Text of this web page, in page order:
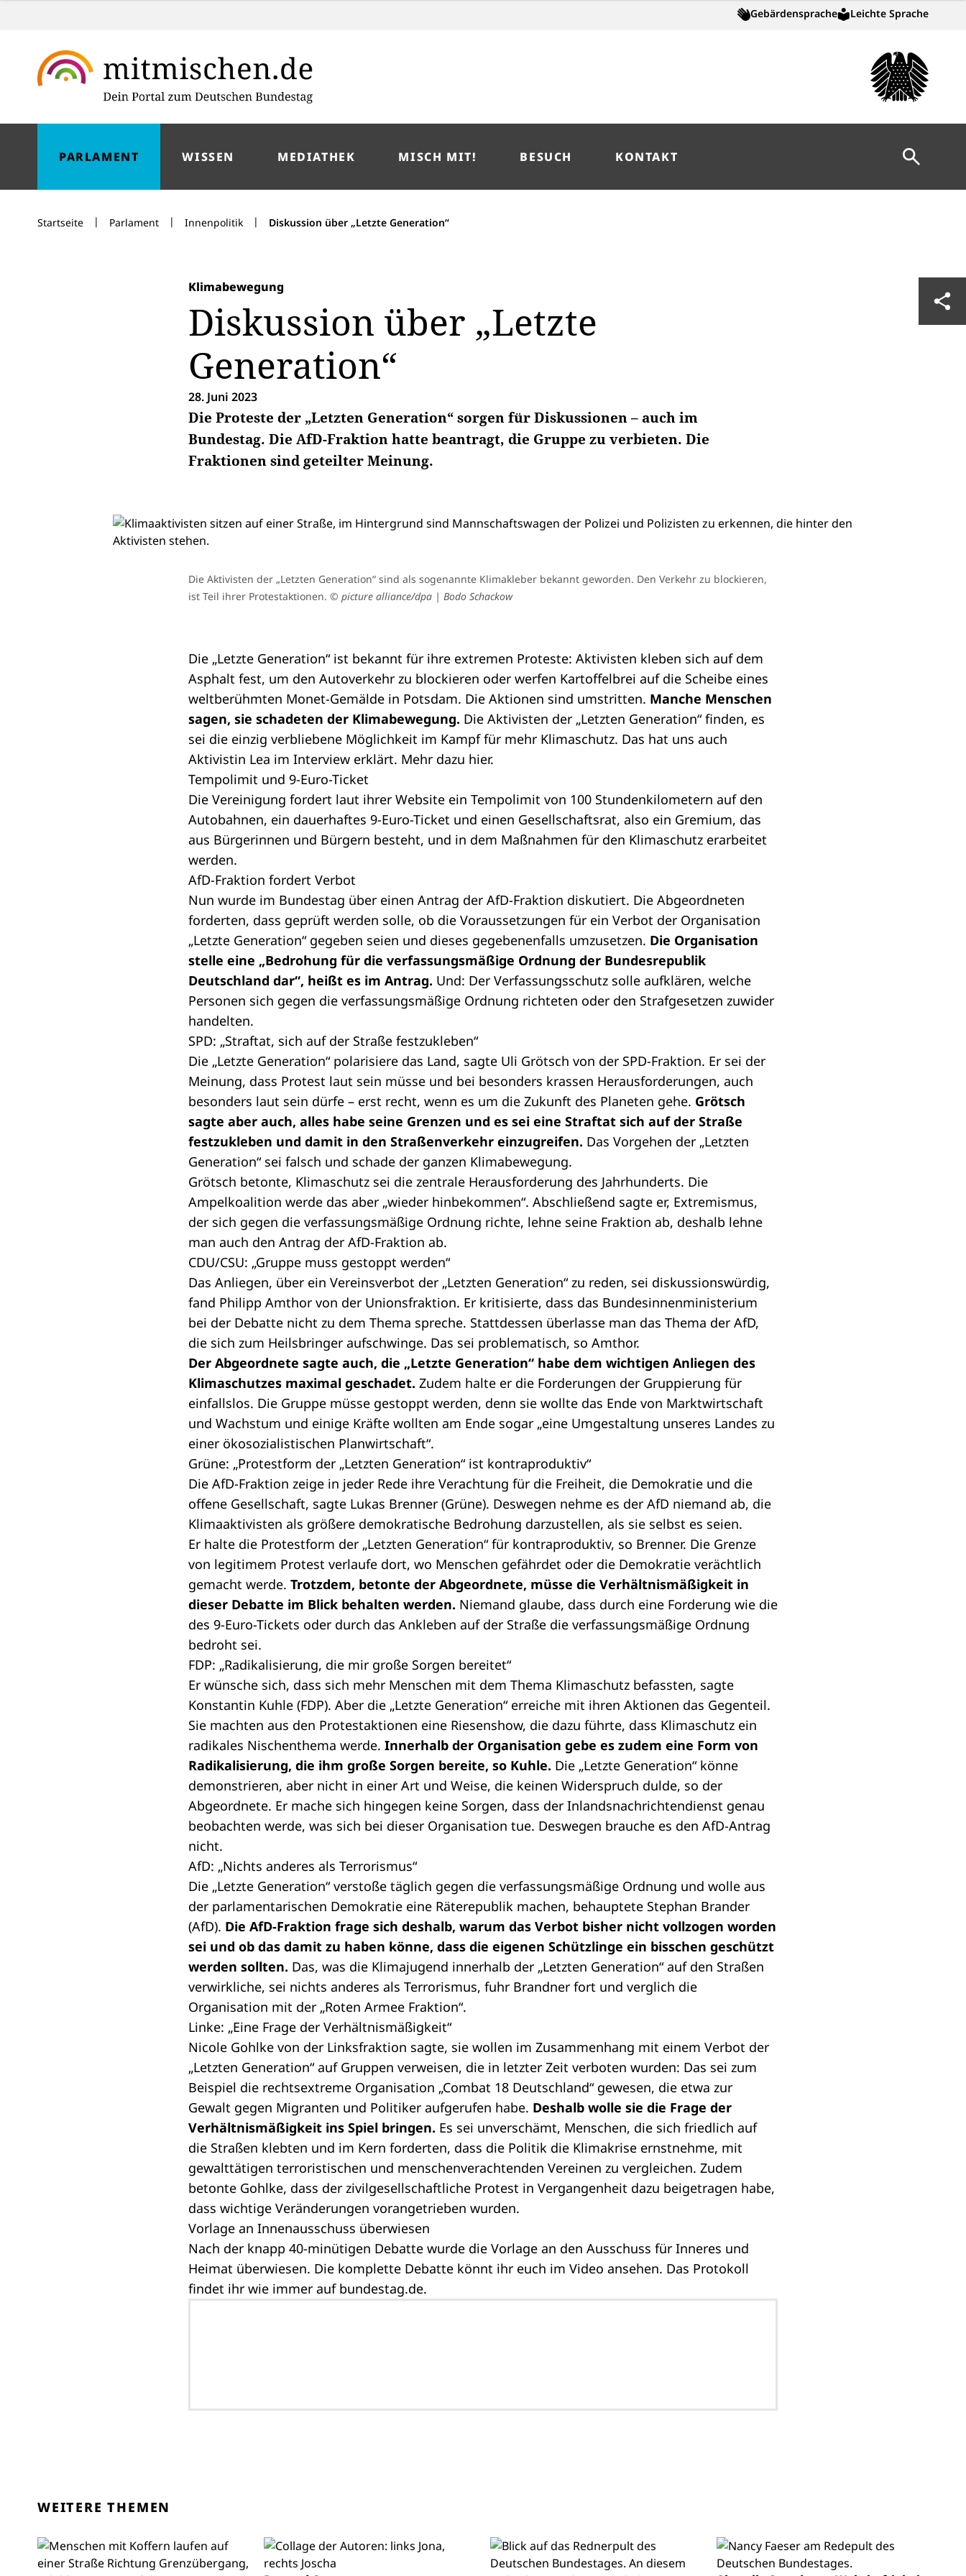
Gebärdensprache Leichte Sprache
PARLAMENT WISSEN MEDIATHEK MISCH MIT! BESUCH KONTAKT Suche
Startseite | Parlament | Innenpolitik | Diskussion über „Letzte Generation“
Klimabewegung
Diskussion über „Letzte
Generation“
28. Juni 2023
Die Proteste der „Letzten Generation“ sorgen für Diskussionen – auch im
Bundestag. Die AfD-Fraktion hatte beantragt, die Gruppe zu verbieten. Die
Fraktionen sind geteilter Meinung.
Die Aktivisten der „Letzten Generation“ sind als sogenannte Klimakleber bekannt geworden. Den Verkehr zu blockieren,
ist Teil ihrer Protestaktionen. © picture alliance/dpa | Bodo Schackow
Die „Letzte Generation“ ist bekannt für ihre extremen Proteste: Aktivisten kleben sich auf dem
Asphalt fest, um den Autoverkehr zu blockieren oder werfen Kartoffelbrei auf die Scheibe eines
weltberühmten Monet-Gemälde in Potsdam. Die Aktionen sind umstritten. Manche Menschen
sagen, sie schadeten der Klimabewegung. Die Aktivisten der „Letzten Generation“ finden, es
sei die einzig verbliebene Möglichkeit im Kampf für mehr Klimaschutz. Das hat uns auch
Aktivistin Lea im Interview erklärt. Mehr dazu hier.
Tempolimit und 9-Euro-Ticket
Die Vereinigung fordert laut ihrer Website ein Tempolimit von 100 Stundenkilometern auf den
Autobahnen, ein dauerhaftes 9-Euro-Ticket und einen Gesellschaftsrat, also ein Gremium, das
aus Bürgerinnen und Bürgern besteht, und in dem Maßnahmen für den Klimaschutz erarbeitet
werden.
AfD-Fraktion fordert Verbot
Nun wurde im Bundestag über einen Antrag der AfD-Fraktion diskutiert. Die Abgeordneten
forderten, dass geprüft werden solle, ob die Voraussetzungen für ein Verbot der Organisation
„Letzte Generation“ gegeben seien und dieses gegebenenfalls umzusetzen. Die Organisation
stelle eine „Bedrohung für die verfassungsmäßige Ordnung der Bundesrepublik
Deutschland dar“, heißt es im Antrag. Und: Der Verfassungsschutz solle aufklären, welche
Personen sich gegen die verfassungsmäßige Ordnung richteten oder den Strafgesetzen zuwider
handelten.
SPD: „Straftat, sich auf der Straße festzukleben“
Die „Letzte Generation“ polarisiere das Land, sagte Uli Grötsch von der SPD-Fraktion. Er sei der
Meinung, dass Protest laut sein müsse und bei besonders krassen Herausforderungen, auch
besonders laut sein dürfe – erst recht, wenn es um die Zukunft des Planeten gehe. Grötsch
sagte aber auch, alles habe seine Grenzen und es sei eine Straftat sich auf der Straße
festzukleben und damit in den Straßenverkehr einzugreifen. Das Vorgehen der „Letzten
Generation“ sei falsch und schade der ganzen Klimabewegung.
Grötsch betonte, Klimaschutz sei die zentrale Herausforderung des Jahrhunderts. Die
Ampelkoalition werde das aber „wieder hinbekommen“. Abschließend sagte er, Extremismus,
der sich gegen die verfassungsmäßige Ordnung richte, lehne seine Fraktion ab, deshalb lehne
man auch den Antrag der AfD-Fraktion ab.
CDU/CSU: „Gruppe muss gestoppt werden“
Das Anliegen, über ein Vereinsverbot der „Letzten Generation“ zu reden, sei diskussionswürdig,
fand Philipp Amthor von der Unionsfraktion. Er kritisierte, dass das Bundesinnenministerium
bei der Debatte nicht zu dem Thema spreche. Stattdessen überlasse man das Thema der AfD,
die sich zum Heilsbringer aufschwinge. Das sei problematisch, so Amthor.
Der Abgeordnete sagte auch, die „Letzte Generation“ habe dem wichtigen Anliegen des
Klimaschutzes maximal geschadet. Zudem halte er die Forderungen der Gruppierung für
einfallslos. Die Gruppe müsse gestoppt werden, denn sie wollte das Ende von Marktwirtschaft
und Wachstum und einige Kräfte wollten am Ende sogar „eine Umgestaltung unseres Landes zu
einer ökosozialistischen Planwirtschaft“.
Grüne: „Protestform der „Letzten Generation“ ist kontraproduktiv“
Die AfD-Fraktion zeige in jeder Rede ihre Verachtung für die Freiheit, die Demokratie und die
offene Gesellschaft, sagte Lukas Brenner (Grüne). Deswegen nehme es der AfD niemand ab, die
Klimaaktivisten als größere demokratische Bedrohung darzustellen, als sie selbst es seien.
Er halte die Protestform der „Letzten Generation“ für kontraproduktiv, so Brenner. Die Grenze
von legitimem Protest verlaufe dort, wo Menschen gefährdet oder die Demokratie verächtlich
gemacht werde. Trotzdem, betonte der Abgeordnete, müsse die Verhältnismäßigkeit in
dieser Debatte im Blick behalten werden. Niemand glaube, dass durch eine Forderung wie die
des 9-Euro-Tickets oder durch das Ankleben auf der Straße die verfassungsmäßige Ordnung
bedroht sei.
FDP: „Radikalisierung, die mir große Sorgen bereitet“
Er wünsche sich, dass sich mehr Menschen mit dem Thema Klimaschutz befassten, sagte
Konstantin Kuhle (FDP). Aber die „Letzte Generation“ erreiche mit ihren Aktionen das Gegenteil.
Sie machten aus den Protestaktionen eine Riesenshow, die dazu führte, dass Klimaschutz ein
radikales Nischenthema werde. Innerhalb der Organisation gebe es zudem eine Form von
Radikalisierung, die ihm große Sorgen bereite, so Kuhle. Die „Letzte Generation“ könne
demonstrieren, aber nicht in einer Art und Weise, die keinen Widerspruch dulde, so der
Abgeordnete. Er mache sich hingegen keine Sorgen, dass der Inlandsnachrichtendienst genau
beobachten werde, was sich bei dieser Organisation tue. Deswegen brauche es den AfD-Antrag
nicht.
AfD: „Nichts anderes als Terrorismus“
Die „Letzte Generation“ verstoße täglich gegen die verfassungsmäßige Ordnung und wolle aus
der parlamentarischen Demokratie eine Räterepublik machen, behauptete Stephan Brander
(AfD). Die AfD-Fraktion frage sich deshalb, warum das Verbot bisher nicht vollzogen worden
sei und ob das damit zu haben könne, dass die eigenen Schützlinge ein bisschen geschützt
werden sollten. Das, was die Klimajugend innerhalb der „Letzten Generation“ auf den Straßen
verwirkliche, sei nichts anderes als Terrorismus, fuhr Brandner fort und verglich die
Organisation mit der „Roten Armee Fraktion“.
Linke: „Eine Frage der Verhältnismäßigkeit“
Nicole Gohlke von der Linksfraktion sagte, sie wollen im Zusammenhang mit einem Verbot der
„Letzten Generation“ auf Gruppen verweisen, die in letzter Zeit verboten wurden: Das sei zum
Beispiel die rechtsextreme Organisation „Combat 18 Deutschland“ gewesen, die etwa zur
Gewalt gegen Migranten und Politiker aufgerufen habe. Deshalb wolle sie die Frage der
Verhältnismäßigkeit ins Spiel bringen. Es sei unverschämt, Menschen, die sich friedlich auf
die Straßen klebten und im Kern forderten, dass die Politik die Klimakrise ernstnehme, mit
gewalttätigen terroristischen und menschenverachtenden Vereinen zu vergleichen. Zudem
betonte Gohlke, dass der zivilgesellschaftliche Protest in Vergangenheit dazu beigetragen habe,
dass wichtige Veränderungen vorangetrieben wurden.
Vorlage an Innenausschuss überwiesen
Nach der knapp 40-minütigen Debatte wurde die Vorlage an den Ausschuss für Inneres und
Heimat überwiesen. Die komplette Debatte könnt ihr euch im Video ansehen. Das Protokoll
findet ihr wie immer auf bundestag.de.
WEITERE THEMEN